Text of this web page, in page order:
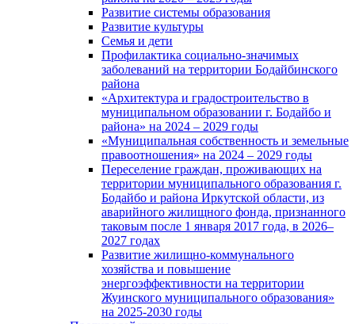
Развитие системы образования
Развитие культуры
Семья и дети
Профилактика социально-значимых
заболеваний на территории Бодайбинского
района
«Архитектура и градостроительство в
муниципальном образовании г. Бодайбо и
района» на 2024 – 2029 годы
«Муниципальная собственность и земельные
правоотношения» на 2024 – 2029 годы
Переселение граждан, проживающих на
территории муниципального образования г.
Бодайбо и района Иркутской области, из
аварийного жилищного фонда, признанного
таковым после 1 января 2017 года, в 2026–
2027 годах
Развитие жилищно-коммунального
хозяйства и повышение
энергоэффективности на территории
Жуинского муниципального образования»
на 2025-2030 годы